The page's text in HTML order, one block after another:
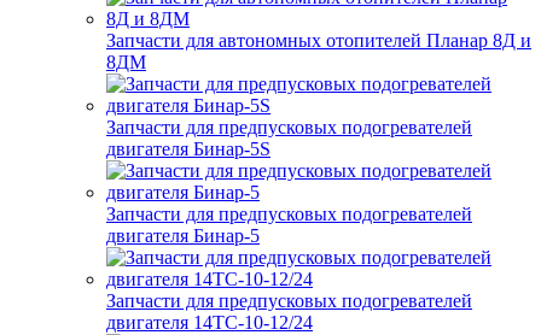
Запчасти для автономных отопителей Планар 8Д и
8ДМ
Запчасти для предпусковых подогревателей
двигателя Бинар-5S
Запчасти для предпусковых подогревателей
двигателя Бинар-5
Запчасти для предпусковых подогревателей
двигателя 14ТС-10-12/24